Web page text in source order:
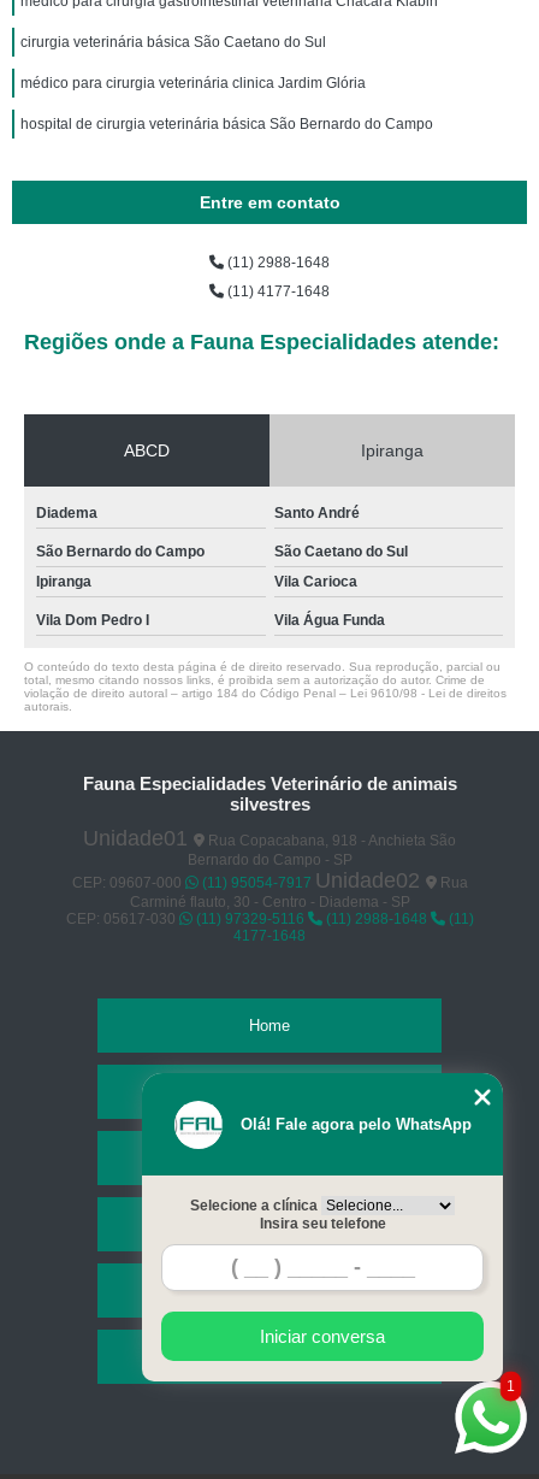
cirurgia veterinária básica São Caetano do Sul
médico para cirurgia veterinária clinica Jardim Glória
hospital de cirurgia veterinária básica São Bernardo do Campo
Entre em contato
(11) 2988-1648
(11) 4177-1648
Regiões onde a Fauna Especialidades atende:
ABCD Ipiranga
Diadema Santo André
São Bernardo do Campo
São Caetano do Sul
Ipiranga
Vila Carioca
Vila Dom Pedro I Vila Água Funda
O conteúdo do texto desta página é de direito reservado. Sua reprodução, parcial ou
total, mesmo citando nossos links, é proibida sem a autorização do autor. Crime de
violação de direito autoral – artigo 184 do Código Penal – Lei 9610/98 - Lei de direitos
autorais
Fauna Especialidades Veterinário de animais
silvestres
Unidade01
Rua Copacabana, 918 - Anchieta São
Bernardo do Campo - SP
CEP: 09607-000
(11) 95054-7917 Unidade02
Rua
Carminé flauto, 30 - Centro - Diadema - SP
CEP: 05617-030
(11) 97329-5116 (11) 2988-1648
(11)
4177-1648
Home
Serviços
Contato
Mapa do site
1
Olá! Fale agora pelo WhatsApp
Selecione a clínica
Insira seu telefone
Iniciar conversa